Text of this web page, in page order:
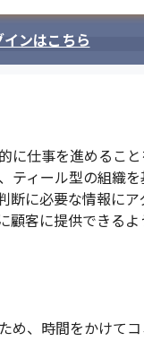
インはこちら
仕事を進めること
ィール型の組織
断に必要な情報に
客に提供できる
、時間をかけて